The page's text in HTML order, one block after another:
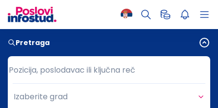
Pretraga
Pozicija, poslodavac ili ključna reč
Pozicija, poslodavac ili ključna reč
Grad
Izaberite grad